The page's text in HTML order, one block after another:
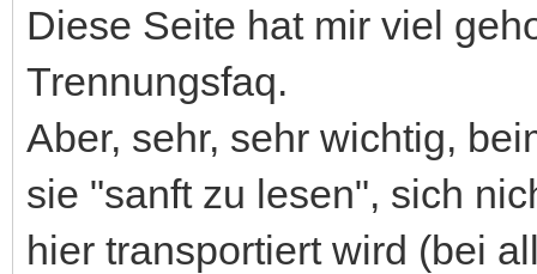
Diese Seite hat mir viel
Trennungsfaq.
Aber, sehr, sehr wichtig,
sie "sanft zu lesen", sich
hier transportiert wird (bei